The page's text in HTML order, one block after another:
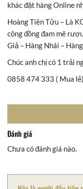
khác đặt hàng Online
Hoàng Tiên Tửu – Là
cộng đồng đam mê
Giả – Hàng Nhái –
Chúc anh chị có 1 trải
0858 474 333 ( Mua
Đánh giá
Chưa có đánh giá nào.